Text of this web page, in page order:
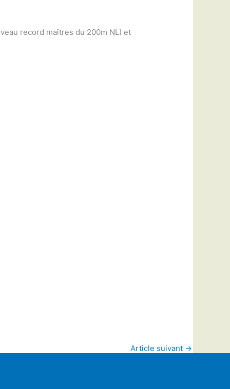
record maîtres du 200m NL) et
Article suivant →